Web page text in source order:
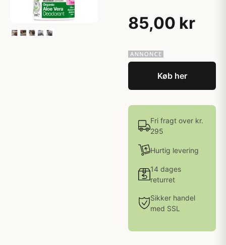
85,00 kr
Køb her
Fri fragt over kr.
295
Hurtig levering
14 dages
returret
Sikker handel
med SSL